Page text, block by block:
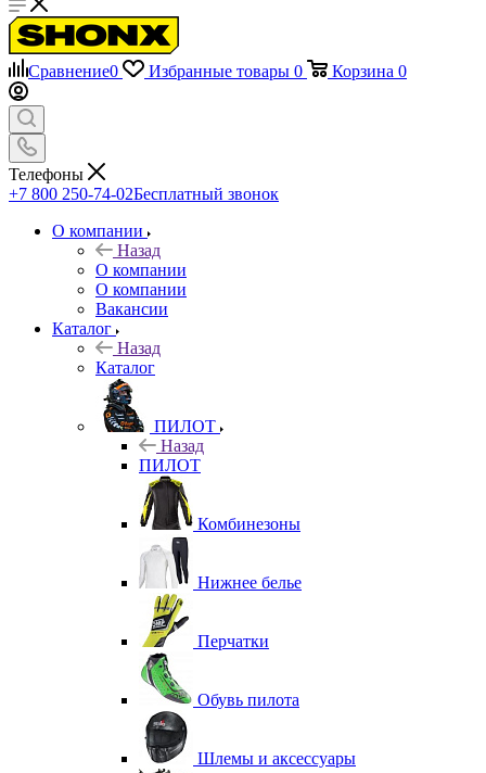
Сравнение0 Избранные товары 0 Корзина 0
Телефоны
+7 800 250-74-02Бесплатный звонок
О компании
Назад
О компании
О компании
Вакансии
Каталог
Назад
Каталог
ПИЛОТ
Назад
ПИЛОТ
Комбинезоны
Нижнее белье
Перчатки
Обувь пилота
Шлемы и аксессуары